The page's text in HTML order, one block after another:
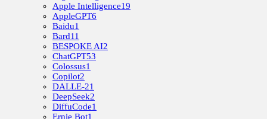
Apple Intelligence19
AppleGPT6
Baidu1
Bard11
BESPOKE AI2
ChatGPT53
Colossus1
Copilot2
DALLE-21
DeepSeek2
DiffuCode1
Ernie Bot1